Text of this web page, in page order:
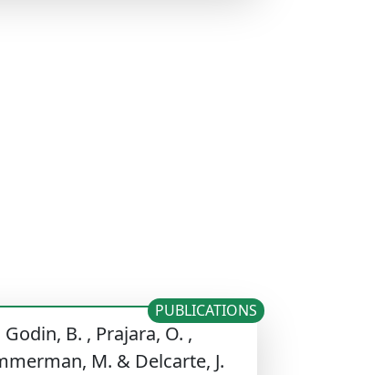
Godin, B. , Prajara, O. ,
M. & Delcarte, J.
PUBLICATIONS